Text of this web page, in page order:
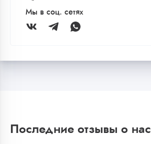
Мы в соц. сетях
Последние отзывы о нас